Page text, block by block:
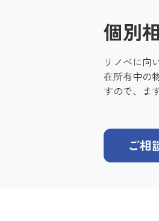
個別
リノベに向
在所有中の
すので、ま
ご相